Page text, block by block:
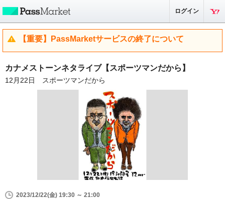
ログイン
【重要】PassMarketサービスの終了について
カナメストーンネタライブ【スポーツマンだから】
12月22日 スポーツマンだから
2023/12/22(金) 19:30 ～ 21:00